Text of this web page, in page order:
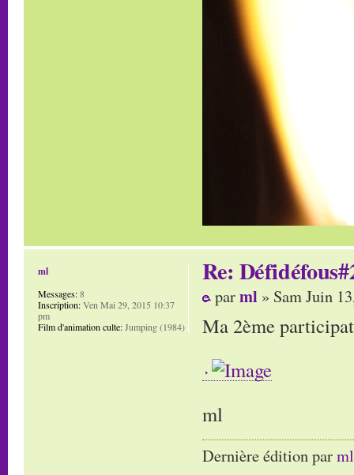
Re:
parml » Sam Juin
Ma 2ème
ml
Dernière édition parml
ml
Messages:8
Inscription:Ven Mai 29, 2015 10:37
pm
Film d'animation culte:Jumping (1984)